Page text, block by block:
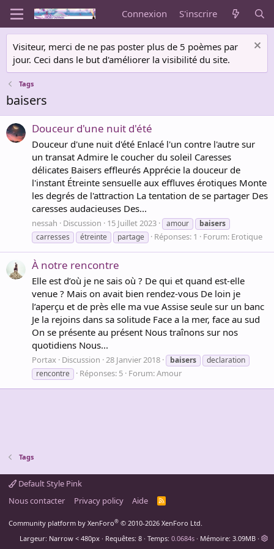
Connexion S'inscrire
Visiteur, merci de ne pas poster plus de 5 poèmes par
jour. Ceci dans le but d'améliorer la visibilité du site.
Tags
baisers
Douceur d'une nuit d'été
Douceur d'une nuit d'été Enlacé l'un contre l'autre sur
un transat Admire le coucher du soleil Caresses
délicates Baisers effleurés Apprécie la douceur de
l'instant Étreinte sensuelle aux effluves érotiques Monte
les degrés de l'attraction La tentation de se partager Des
caresses audacieuses Des...
nessah Discussion 15 Juillet 2023 amour
baisers
carresses
étreinte partage Réponses: 1 Forum: Erotique
À notre rencontre
Elle est d’où je ne sais où ? De qui et quand est-elle
venue ? Mais on avait bien rendez-vous De loin je
l’aperçu et de près elle ma vue Assise seule sur un banc
Je la rejoins dans sa solitude Face a la mer, face au sud
On se présente au présent Nous traînons sur nos
quotidiens Nous...
Portax Discussion 28 Janvier 2018 baisers
declaration
rencontre
Réponses: 5 Forum:Amour
Tags
Default Style Pink
Nous contacter
Privacy policy Aide
R
Community platform by XenForo® © 2010-2026 XenForo Ltd.
Largeur
Requêtes 8 Temps 0.0684s Mémoire 3.09MB